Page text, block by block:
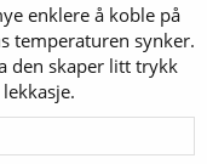
enklere å koble på
temperaturen synker.
den skaper litt trykk